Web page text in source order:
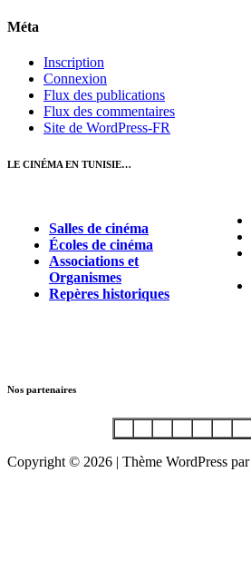
Méta
Inscription
Connexion
Flux des publications
Flux des commentaires
Site de WordPress-FR
LE CINÉMA EN TUNISIE…
Salles de cinéma
Écoles de cinéma
Associations et
Organismes
Repères historiques
Nos partenaires
Copyright © 2026 | Thème WordPress par